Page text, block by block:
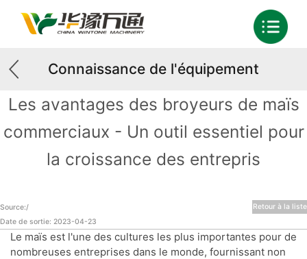
Connaissance de l'équipement
Les avantages des broyeurs de maïs
commerciaux - Un outil essentiel pour
la croissance des entrepris
Retour à la liste
Source:/
Date de sortie: 2023-04-23
Le maïs est l'une des cultures les plus importantes pour de
nombreuses entreprises dans le monde, fournissant non